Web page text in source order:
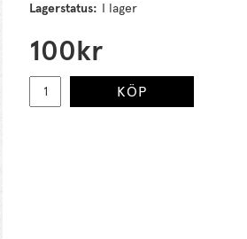
Lagerstatus: I lager
100kr
KÖP